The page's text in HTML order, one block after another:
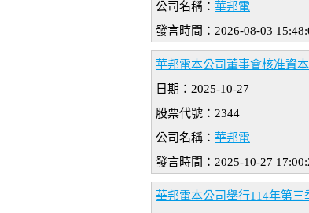
公司名稱： 華邦電
發言時間：2026-08-03
華邦電本公司董事會核准資
日期：2025-10-27
股票代號：2344
公司名稱： 華邦電
發言時間：2025-10-27
華邦電本公司舉行114年第